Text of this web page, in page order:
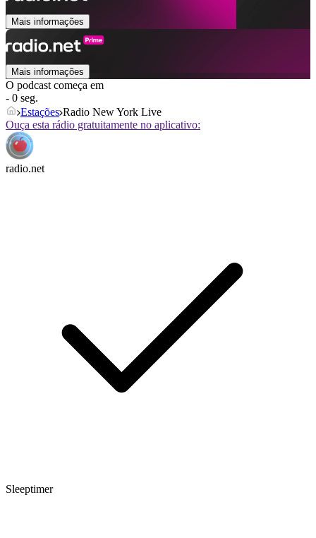
Mais informações
Mais informações
O podcast começa em
- 0 seg.
Estações Radio New York Live
Ouça esta rádio gratuitamente no aplicativo:
radio.net
Sleeptimer